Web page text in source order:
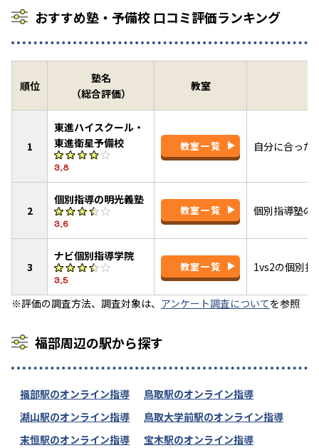
おすすめ塾・予備校 口コミ評価ランキング
順位
塾名
（総合評価）
教室
1
東進ハイスクール・
東進衛星予備校
3.8
教室一覧 自分に合った
2
個別指導の明光義塾
3.6
教室一覧 個別指導塾の
3
ナビ個別指導学院
3.5
教室一覧 1vs2の個別指
※評価の調査方法、調査対象は、 アンケート調査についてを参照
福部周辺の駅から探す
福部駅のオンライン指導
鳥取駅のオンライン指導
湖山駅のオンライン指導
鳥取大学前駅のオンライン指導
末恒駅のオンライン指導
宝木駅のオンライン指導